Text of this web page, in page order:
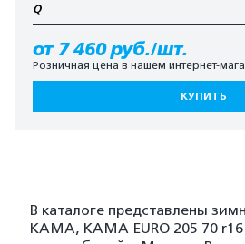
Q
от 7 460 руб./шт.
Розничная цена в нашем интернет-
КУПИТЬ
В каталоге представлены
KAMA, KAMA EURO 205 70